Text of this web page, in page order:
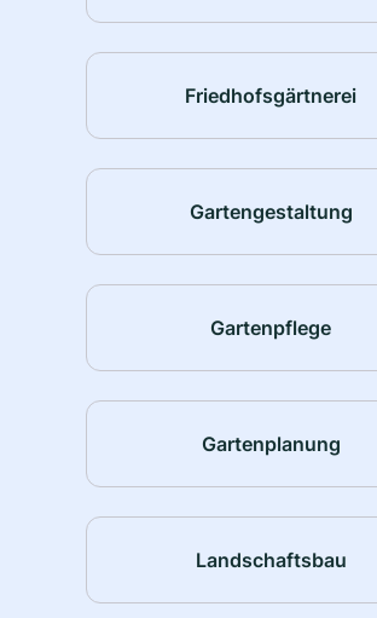
Friedhofsgärtnerei
Gartengestaltung
Gartenpflege
Gartenplanung
Landschaftsbau